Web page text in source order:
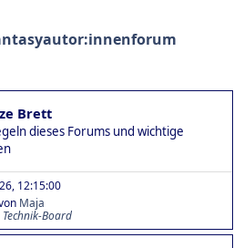
Brett
dieses Forums und wichtige
12:15:00
Maja
Technik-Board